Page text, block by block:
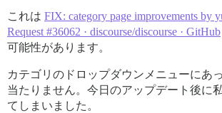
これは FIX: category page improvements by
Request #36062 · discourse/discourse · GitHub
可能性があります。
カテゴリのドロップダウンメニューにあ
当たりません。今日のアップデート後に
てしまいました。